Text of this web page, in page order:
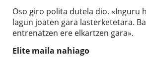
Oso giro polita dutela dio. «Inguru
lagun joaten gara lasterketetara.
entrenatzen ere elkartzen gara».
Elite maila nahiago